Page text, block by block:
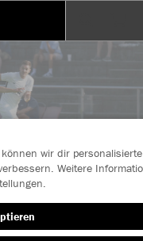
TSV 1861
wir dir personalisierte
Weitere